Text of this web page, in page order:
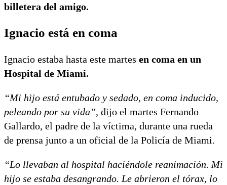
billetera del amigo.
Ignacio está en coma
Ignacio estaba hasta este martes en coma en un
Hospital de Miami.
“Mi hijo está entubado y sedado, en coma inducido,
peleando por su vida”, dijo el martes Fernando
Gallardo, el padre de la víctima, durante una rueda
de prensa junto a un oficial de la Policía de Miami.
“Lo llevaban al hospital haciéndole reanimación. Mi
hijo se estaba desangrando. Le abrieron el tórax, lo